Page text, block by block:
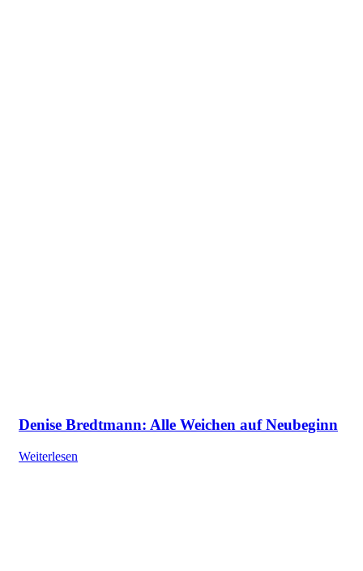
Denise Bredtmann: Alle Weichen auf Neubeginn
Weiterlesen